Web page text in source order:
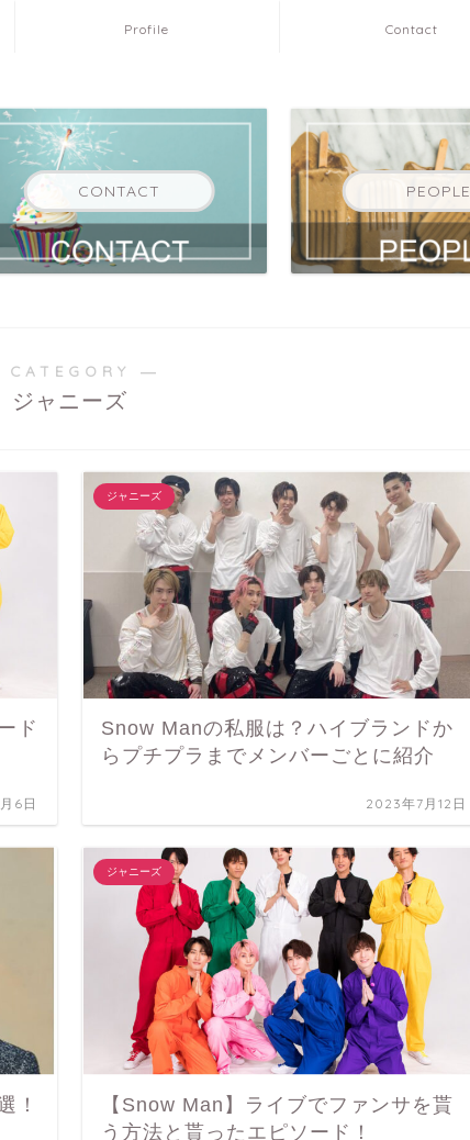
Profile Contact
CONTACT PEOPLE
―
ジャニーズ
ド
6日
ジャニーズ
Snow Manの私服は？ハイブランドか
らプチプラまでメンバーごとに紹介
2023年7月12日
！
ジャニーズ
【Snow Man】ライブでファンサを貰
う方法と貰ったエピソード！